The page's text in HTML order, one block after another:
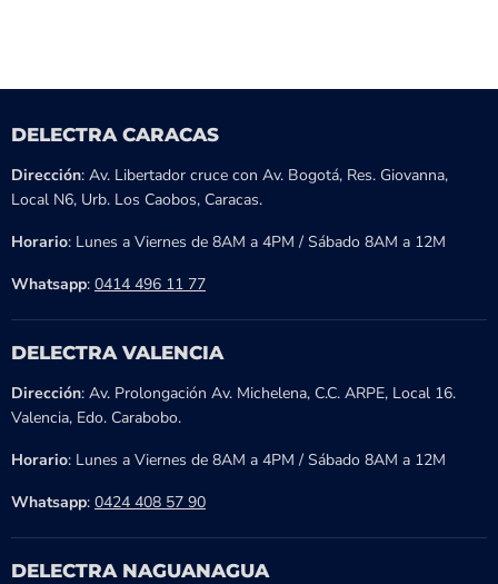
DELECTRA CARACAS
Dirección: Av. Libertador cruce con Av. Bogotá, Res. Giovanna,
Local N6, Urb. Los Caobos, Caracas.
Horario: Lunes a Viernes de 8AM a 4PM / Sábado 8AM a 12M
Whatsapp: 0414 496 11 77
DELECTRA VALENCIA
Dirección: Av. Prolongación Av. Michelena, C.C. ARPE, Local 16.
Valencia, Edo. Carabobo.
Horario: Lunes a Viernes de 8AM a 4PM / Sábado 8AM a 12M
Whatsapp: 0424 408 57 90
DELECTRA NAGUANAGUA